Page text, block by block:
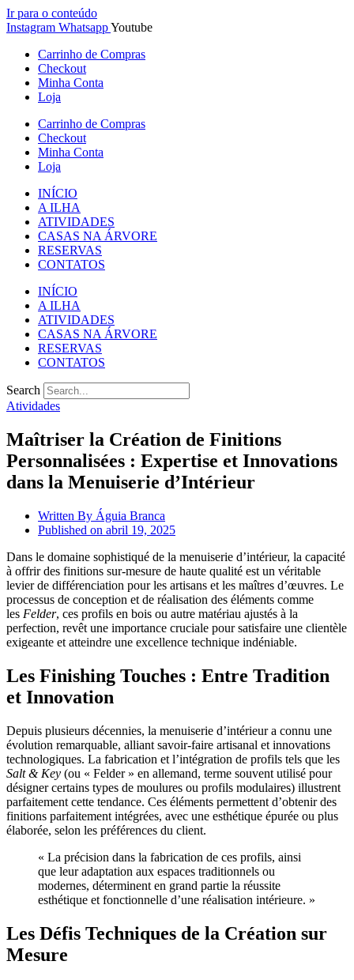
Ir para o conteúdo
Instagram WhatsappYoutube
Carrinho de Compras
Checkout
Minha Conta
Loja
Carrinho de Compras
Checkout
Minha Conta
Loja
INÍCIO
A ILHA
ATIVIDADES
CASAS NA ÁRVORE
RESERVAS
CONTATOS
INÍCIO
A ILHA
ATIVIDADES
CASAS NA ÁRVORE
RESERVAS
CONTATOS
Search
Atividades
Maîtriser la Création de Finitions
Personnalisées : Expertise et Innovations
dans la Menuiserie d’Intérieur
Written By Águia Branca
Published on abril 19, 2025
Dans le domaine sophistiqué de la menuiserie d’intérieur, la capacité
à offrir des finitions sur-mesure de haute qualité est un véritable
levier de différenciation pour les artisans et les maîtres d’œuvres. Le
processus de conception et de réalisation des éléments comme
les Felder, ces profils en bois ou autre matériau ajustés à la
perfection, revêt une importance cruciale pour satisfaire une clientèle
exigeante et atteindre une excellence technique indéniable.
Les Finishing Touches : Entre Tradition
et Innovation
Depuis plusieurs décennies, la menuiserie d’intérieur a connu une
évolution remarquable, alliant savoir-faire artisanal et innovations
technologiques. La fabrication et l’intégration de profils tels que les
Salt & Key (ou « Felder » en allemand, terme souvent utilisé pour
désigner certains types de moulures ou profils modulaires) illustrent
parfaitement cette tendance. Ces éléments permettent d’obtenir des
finitions parfaitement intégrées, avec une esthétique épurée ou plus
élaborée, selon les préférences du client.
« La précision dans la fabrication de ces profils, ainsi
que leur adaptation aux espaces traditionnels ou
modernes, déterminent en grand partie la réussite
esthétique et fonctionnelle d’une réalisation intérieure. »
Les Défis Techniques de la Création sur
Mesure